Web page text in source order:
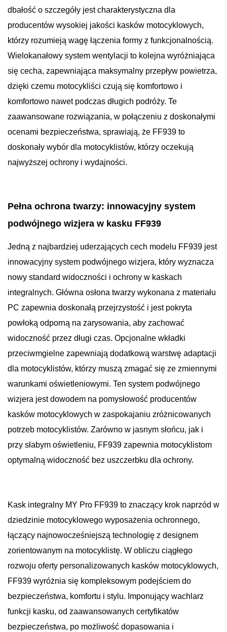
dbałość o szczegóły jest charakterystyczna dla
producentów wysokiej jakości kasków motocyklowych,
którzy rozumieją wagę łączenia formy z funkcjonalnością.
Wielokanałowy system wentylacji to kolejna wyróżniająca
się cecha, zapewniająca maksymalny przepływ powietrza,
dzięki czemu motocykliści czują się komfortowo i
komfortowo nawet podczas długich podróży. Te
zaawansowane rozwiązania, w połączeniu z doskonałymi
ocenami bezpieczeństwa, sprawiają, że FF939 to
doskonały wybór dla motocyklistów, którzy oczekują
najwyższej ochrony i wydajności.
Pełna ochrona twarzy: innowacyjny system
podwójnego wizjera w kasku FF939
Jedną z najbardziej uderzających cech modelu FF939 jest
innowacyjny system podwójnego wizjera, który wyznacza
nowy standard widoczności i ochrony w kaskach
integralnych. Główna osłona twarzy wykonana z materiału
PC zapewnia doskonałą przejrzystość i jest pokryta
powłoką odporną na zarysowania, aby zachować
widoczność przez długi czas. Opcjonalne wkładki
przeciwmgielne zapewniają dodatkową warstwę adaptacji
dla motocyklistów, którzy muszą zmagać się ze zmiennymi
warunkami oświetleniowymi. Ten system podwójnego
wizjera jest dowodem na pomysłowość producentów
kasków motocyklowych w zaspokajaniu zróżnicowanych
potrzeb motocyklistów. Zarówno w jasnym słońcu, jak i
przy słabym oświetleniu, FF939 zapewnia motocyklistom
optymalną widoczność bez uszczerbku dla ochrony.
Kask integralny MY Pro FF939 to znaczący krok naprzód w
dziedzinie motocyklowego wyposażenia ochronnego,
łączący najnowocześniejszą technologię z designem
zorientowanym na motocyklistę. W obliczu ciągłego
rozwoju oferty personalizowanych kasków motocyklowych,
FF939 wyróżnia się kompleksowym podejściem do
bezpieczeństwa, komfortu i stylu. Imponujący wachlarz
funkcji kasku, od zaawansowanych certyfikatów
bezpieczeństwa, po możliwość dopasowania i